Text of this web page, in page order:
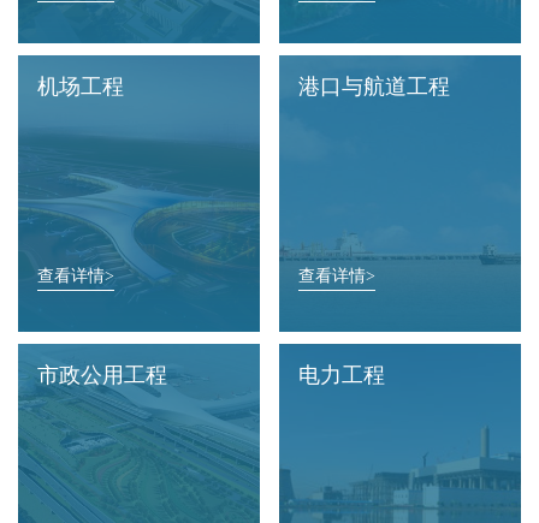
机场工程
查看详情>
港口与航道工程
查看详情>
市政公用工程 电力工程